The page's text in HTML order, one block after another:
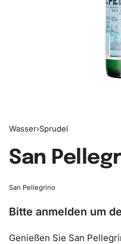
Wasser›Sprudel
San
San Pellegrino
Bitte anmelden um
Genießen Sie San